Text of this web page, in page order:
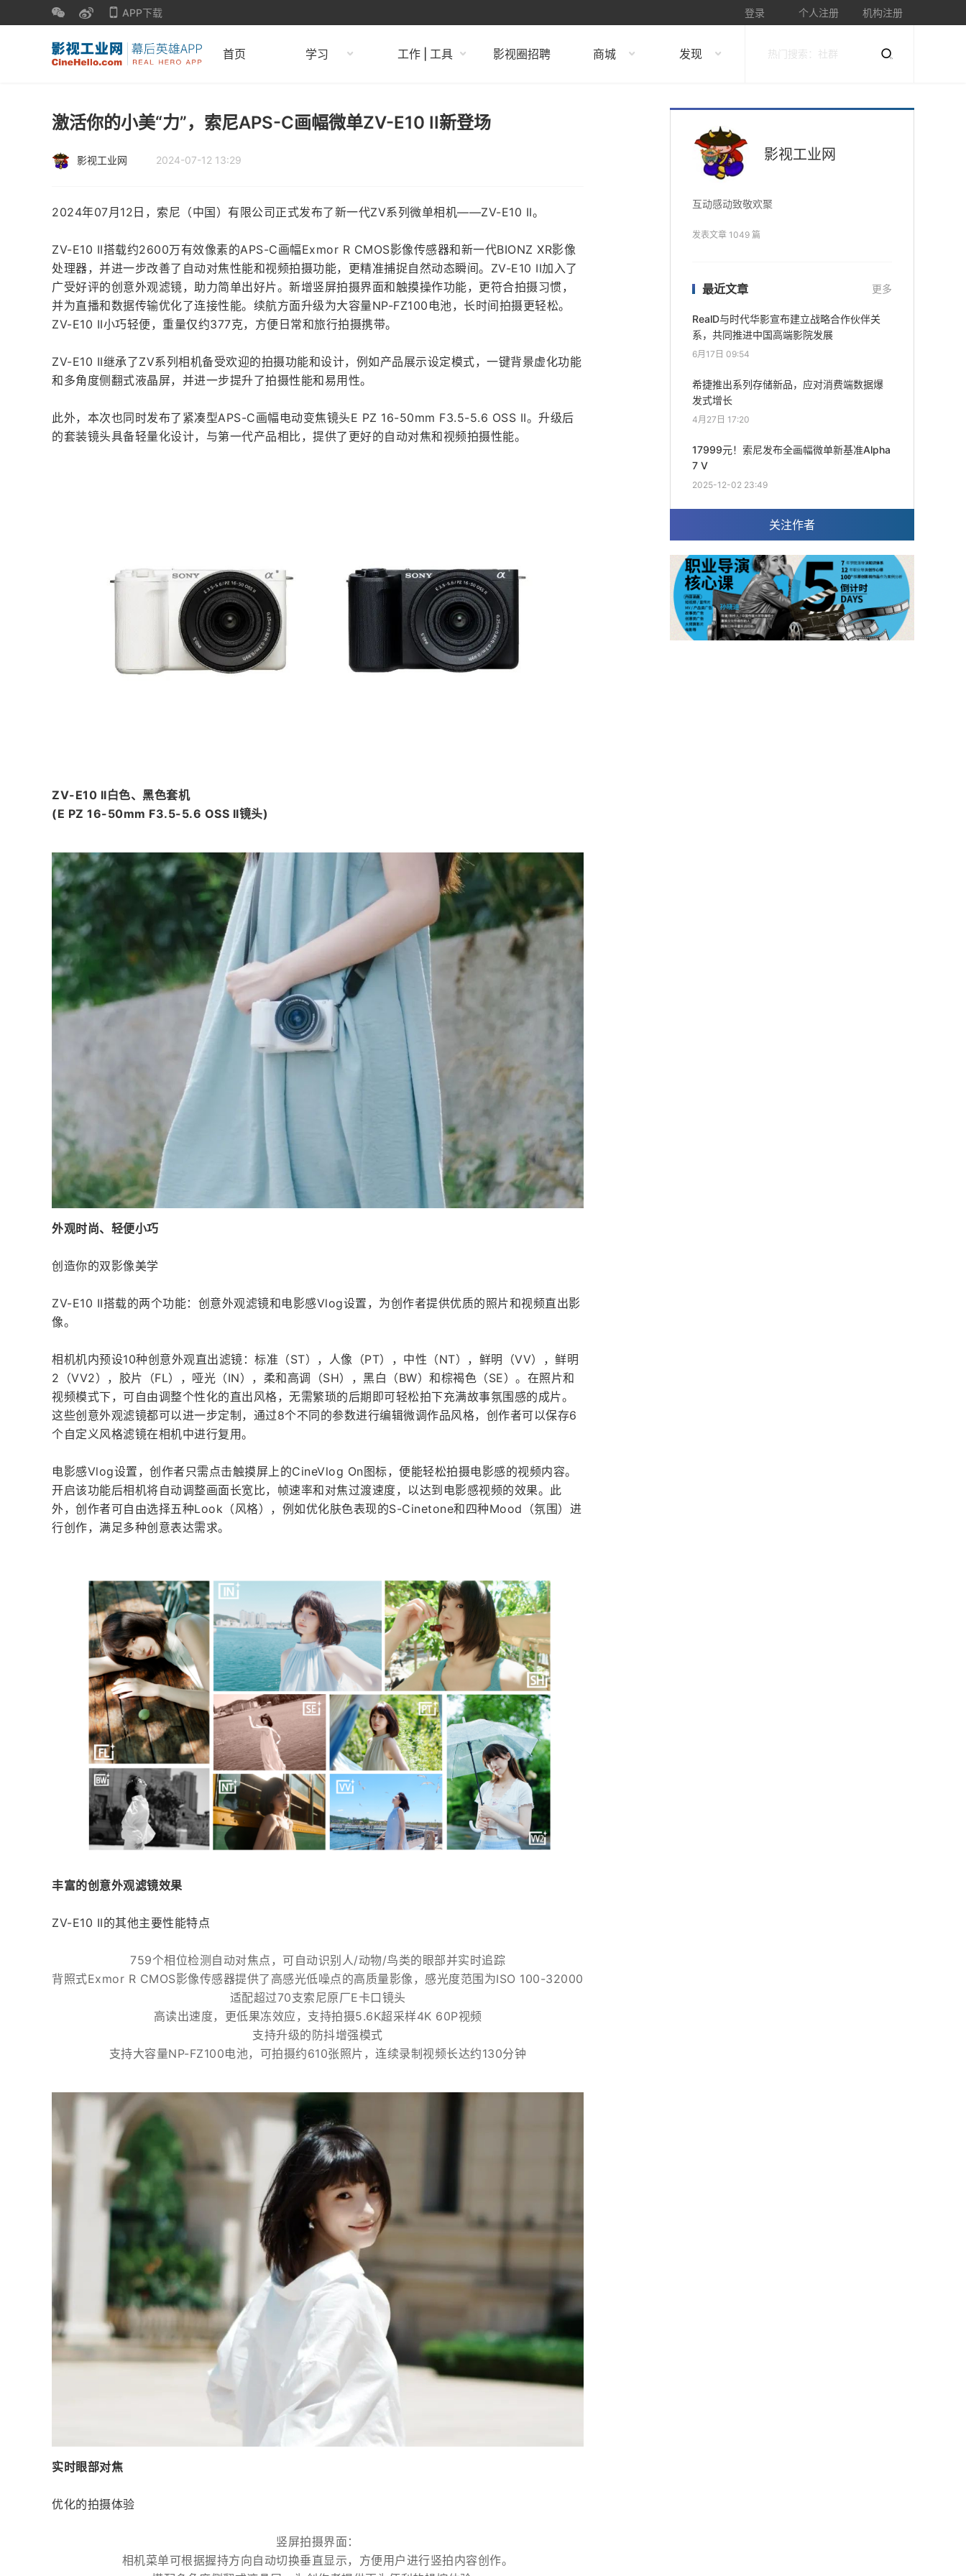
APP下载 登录 个人注册 机构注册
首页 学习 工作 | 工具 影视圈招聘 商城 发现
激活你的小美“力”，索尼APS-C画幅微单ZV-E10 II新登场
影视工业网 2024-07-12 13:29
2024年07月12日，索尼（中国）有限公司正式发布了新一代ZV系列微单相机——ZV-E10 II。
ZV-E10 II搭载约2600万有效像素的APS-C画幅Exmor R CMOS影像传感器和新一代BIONZ XR影像
处理器，并进一步改善了自动对焦性能和视频拍摄功能，更精准捕捉自然动态瞬间。ZV-E10 II加入了
广受好评的创意外观滤镜，助力简单出好片。新增竖屏拍摄界面和触摸操作功能，更符合拍摄习惯，
并为直播和数据传输优化了连接性能。续航方面升级为大容量NP-FZ100电池，长时间拍摄更轻松。
ZV-E10 II小巧轻便，重量仅约377克，方便日常和旅行拍摄携带。
ZV-E10 II继承了ZV系列相机备受欢迎的拍摄功能和设计，例如产品展示设定模式，一键背景虚化功能
和多角度侧翻式液晶屏，并进一步提升了拍摄性能和易用性。
此外，本次也同时发布了紧凑型APS-C画幅电动变焦镜头E PZ 16-50mm F3.5-5.6 OSS II。升级后
的套装镜头具备轻量化设计，与第一代产品相比，提供了更好的自动对焦和视频拍摄性能。
ZV-E10 II白色、黑色套机
(E PZ 16-50mm F3.5-5.6 OSS II镜头)
外观时尚、轻便小巧
创造你的双影像美学
ZV-E10 II搭载的两个功能：创意外观滤镜和电影感Vlog设置，为创作者提供优质的照片和视频直出影
像。
相机机内预设10种创意外观直出滤镜：标准（ST），人像（PT），中性（NT），鲜明（VV），鲜明
2（VV2），胶片（FL），哑光（IN），柔和高调（SH），黑白（BW）和棕褐色（SE）。在照片和
视频模式下，可自由调整个性化的直出风格，无需繁琐的后期即可轻松拍下充满故事氛围感的成片。
这些创意外观滤镜都可以进一步定制，通过8个不同的参数进行编辑微调作品风格，创作者可以保存6
个自定义风格滤镜在相机中进行复用。
电影感Vlog设置，创作者只需点击触摸屏上的CineVlog On图标，便能轻松拍摄电影感的视频内容。
开启该功能后相机将自动调整画面长宽比，帧速率和对焦过渡速度，以达到电影感视频的效果。此
外，创作者可自由选择五种Look（风格），例如优化肤色表现的S-Cinetone和四种Mood（氛围）进
行创作，满足多种创意表达需求。
丰富的创意外观滤镜效果
ZV-E10 II的其他主要性能特点
759个相位检测自动对焦点，可自动识别人/动物/鸟类的眼部并实时追踪
背照式Exmor R CMOS影像传感器提供了高感光低噪点的高质量影像，感光度范围为ISO 100-32000
适配超过70支索尼原厂E卡口镜头
高读出速度，更低果冻效应，支持拍摄5.6K超采样4K 60P视频
支持升级的防抖增强模式
支持大容量NP-FZ100电池，可拍摄约610张照片，连续录制视频长达约130分钟
实时眼部对焦
优化的拍摄体验
竖屏拍摄界面：
相机菜单可根据握持方向自动切换垂直显示，方便用户进行竖拍内容创作。
影视工业网
互动感动致敬欢聚
发表文章 1049 篇
最近文章 更多
RealD与时代华影宣布建立战略合作伙伴关
系，共同推进中国高端影院发展
6月17日 09:54
希捷推出系列存储新品，应对消费端数据爆
发式增长
4月27日 17:20
17999元！索尼发布全画幅微单新基准Alpha
7 V
2025-12-02 23:49
关注作者